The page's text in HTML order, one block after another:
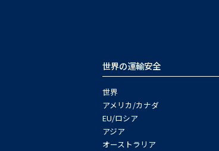
世界の運輸安全
世界
アメリカ/カナダ
EU/ロシア
アジア
オーストラリア